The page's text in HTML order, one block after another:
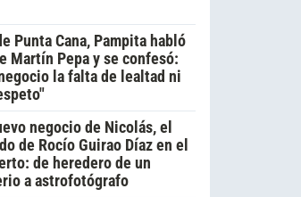
Punta Cana, Pampita habló
Martín Pepa y se confesó:
la falta de lealtad ni
negocio de Nicolás, el
de Rocío Guirao Díaz en el
de heredero de un
a astrofotógrafo